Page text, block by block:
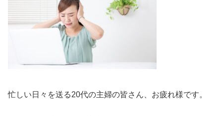
忙しい日々を送る20代の主婦の皆さん、お疲れ様です。